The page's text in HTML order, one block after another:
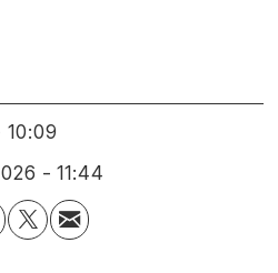
10:09
- 11:44